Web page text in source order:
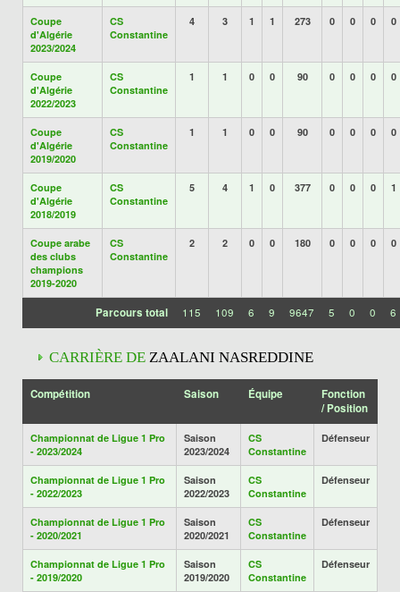
Coupe
d'Algérie
2023/2024
CS
Constantine
4 3 1 1 273 0 0 0 0
Coupe
d'Algérie
2022/2023
CS
Constantine
1 1 0 0 90 0 0 0 0
Coupe
d'Algérie
2019/2020
CS
Constantine
1 1 0 0 90 0 0 0 0
Coupe
d'Algérie
2018/2019
CS
Constantine
5 4 1 0 377 0 0 0 1
Coupe arabe
des clubs
champions
2019-2020
CS
Constantine
2 2 0 0 180 0 0 0 0
Parcours total 115 109 6 9 9647 5 0 0 6
CARRIÈRE DE ZAALANI NASREDDINE
Compétition Saison Équipe
Fonction
/ Position
Championnat de Ligue 1 Pro
- 2023/2024
Saison
2023/2024
CS
Constantine
Défenseur
Championnat de Ligue 1 Pro
- 2022/2023
Saison
2022/2023
CS
Constantine
Défenseur
Championnat de Ligue 1 Pro
- 2020/2021
Saison
2020/2021
CS
Constantine
Défenseur
Championnat de Ligue 1 Pro
- 2019/2020
Saison
2019/2020
CS
Constantine
Défenseur